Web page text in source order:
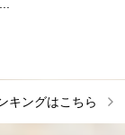
キングはこちら